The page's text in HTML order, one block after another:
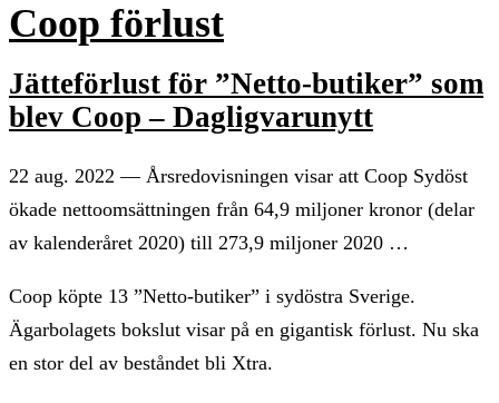
Coop förlust
Jätteförlust för ”Netto-butiker” som
blev Coop – Dagligvarunytt
22 aug. 2022 — Årsredovisningen visar att Coop Sydöst
ökade nettoomsättningen från 64,9 miljoner kronor (delar
av kalenderåret 2020) till 273,9 miljoner 2020 …
Coop köpte 13 ”Netto-butiker” i sydöstra Sverige.
Ägarbolagets bokslut visar på en gigantisk förlust. Nu ska
en stor del av beståndet bli Xtra.